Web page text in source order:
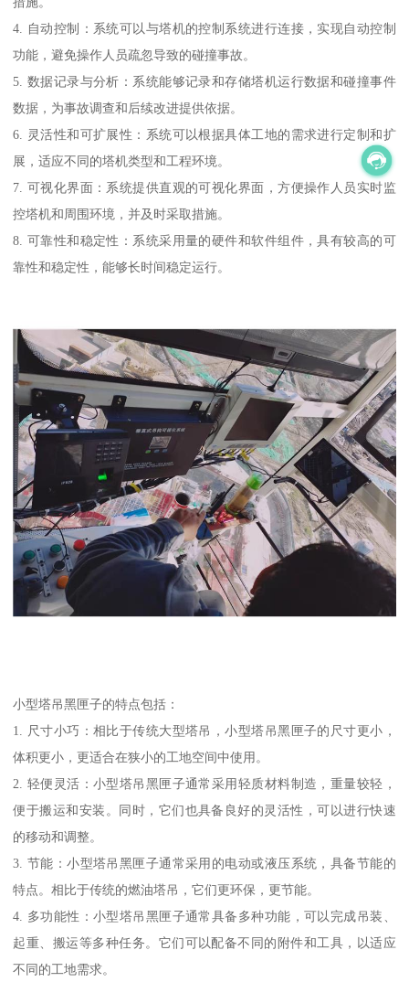
4. 自动控制：系统可以与塔机的控制系统进行连接，实现自动控制
功能，避免操作人员疏忽导致的碰撞事故。
5. 数据记录与分析：系统能够记录和存储塔机运行数据和碰撞事件
数据，为事故调查和后续改进提供依据。
6. 灵活性和可扩展性：系统可以根据具体工地的需求进行定制和扩
展，适应不同的塔机类型和工程环境。
7. 可视化界面：系统提供直观的可视化界面，方便操作人员实时监
控塔机和周围环境，并及时采取措施。
8. 可靠性和稳定性：系统采用量的硬件和软件组件，具有较高的可
靠性和稳定性，能够长时间稳定运行。
小型塔吊黑匣子的特点包括：
1. 尺寸小巧：相比于传统大型塔吊，小型塔吊黑匣子的尺寸更小，
体积更小，更适合在狭小的工地空间中使用。
2. 轻便灵活：小型塔吊黑匣子通常采用轻质材料制造，重量较轻，
便于搬运和安装。同时，它们也具备良好的灵活性，可以进行快速
的移动和调整。
3. 节能：小型塔吊黑匣子通常采用的电动或液压系统，具备节能的
特点。相比于传统的燃油塔吊，它们更环保，更节能。
4. 多功能性：小型塔吊黑匣子通常具备多种功能，可以完成吊装、
起重、搬运等多种任务。它们可以配备不同的附件和工具，以适应
不同的工地需求。